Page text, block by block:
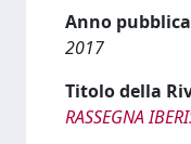
Anno
2017
Titolo della
RASSEGNA